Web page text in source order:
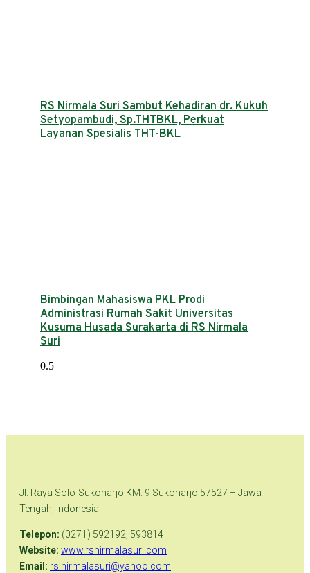
RS Nirmala Suri Sambut Kehadiran dr. Kukuh
Setyopambudi, Sp.THTBKL, Perkuat
Layanan Spesialis THT-BKL
Bimbingan Mahasiswa PKL Prodi
Administrasi Rumah Sakit Universitas
Kusuma Husada Surakarta di RS Nirmala
Suri
Jl. Raya Solo-Sukoharjo KM. 9 Sukoharjo 57527 – Jawa
Tengah, Indonesia
Telepon: (0271) 592192, 593814
Website: www.rsnirmalasuri.com
Email: rs.nirmalasuri@yahoo.com